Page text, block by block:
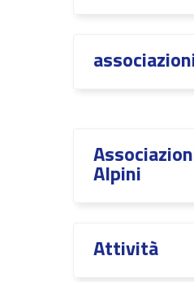
Alpini
Attività